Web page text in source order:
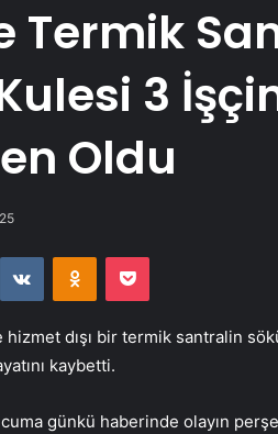
Termik
3
Oldu
VKontakteOdnoklassniki
Pocket
dışı bir termik santralin
kaybetti.
cuma günkü haberinde olayın